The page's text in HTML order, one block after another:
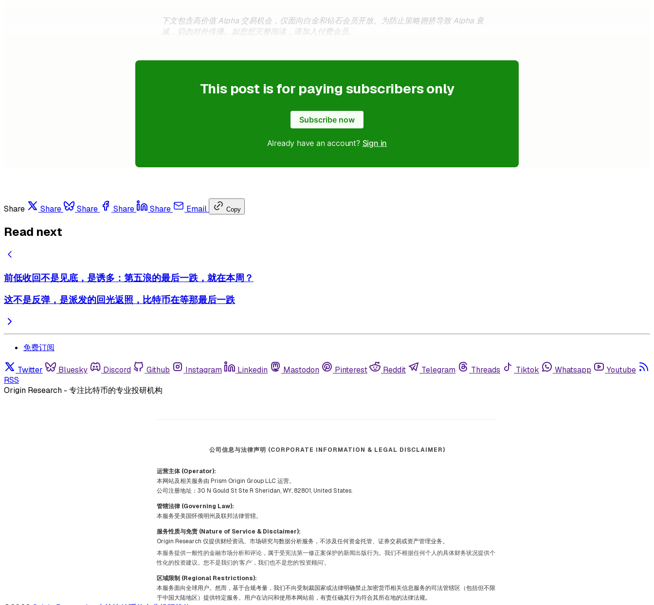
下文包含高价值 Alpha 交易机会，仅面向白金和钻石会员开放。为防止策略拥挤导致 Alpha 衰
减，切勿对外传播。如您想完整阅读，请加入付费会员。
This post is for paying subscribers only
Subscribe now
Already have an account? Sign in
Share Share Share Share Share Email Copy
Read next
前低收回不是见底，是诱多：第五浪的最后一跌，就在本周？
这不是反弹，是派发的回光返照，比特币在等那最后一跌
免费订阅
Twitter Bluesky Discord Github Instagram Linkedin Mastodon Pinterest Reddit Telegram Threads Tiktok Whatsapp
Youtube
RSS
Origin Research - 专注比特币的专业投研机构
公司信息与法律声明 (CORPORATE INFORMATION & LEGAL DISCLAIMER)
运营主体 (Operator):
本网站及相关服务由 Prism Origin Group LLC 运营。
公司注册地址：30 N Gould St Ste R Sheridan, WY, 82801, United States.
管辖法律 (Governing Law):
本服务受美国怀俄明州及联邦法律管辖。
服务性质与免责 (Nature of Service & Disclaimer):
Origin Research 仅提供财经资讯、市场研究与数据分析服务，不涉及任何资金托管、证券交易或资产管理业务。
本服务提供一般性的金融市场分析和评论，属于受宪法第一修正案保护的新闻出版行为。我们不根据任何个人的具体财务状况提供个
性化的投资建议。您不是我们的‘客户’，我们也不是您的‘投资顾问’。
区域限制 (Regional Restrictions):
本服务面向全球用户。然而，基于合规考量，我们不向受制裁国家或法律明确禁止加密货币相关信息服务的司法管辖区（包括但不限
于中国大陆地区）提供特定服务。用户在访问和使用本网站前，有责任确其行为符合其所在地的法律法规。